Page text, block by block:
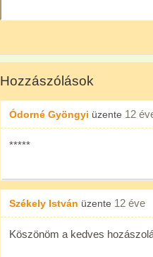
Hozzászólások
Ódorné Gyöngyi üzente 12
*****
Székely István üzente 12 éve
Köszönöm a kedves